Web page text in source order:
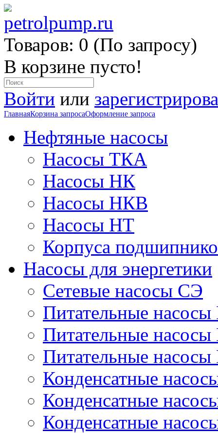
Товаров: 0 (По запросу)
В корзине пусто!
Войти или
ГлавнаяКорзина запросаОформление запроса
Нефтяные насосы
Насосы ТКА
Насосы НК
Насосы НКВ
Насосы НТ
Корпуса
Насосы для энергетики
Сетевые насосы СЭ
Питательные
Питательные
Питательные
Конденсатные
Конденсатные
Конденсатные